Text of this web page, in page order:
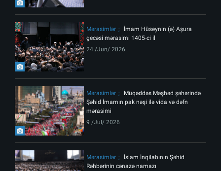
Mərasimlər
İmam Hüseynin (ə) Aşura
gecəsi mərasimi 1405-ci il
24 /Jun/ 2026
Mərasimlər
Müqəddəs Məşhəd şəhərində
Şəhid İmamın pak nəşi ilə vida və dəfn
mərasimi
9 /Jul/ 2026
Mərasimlər
İslam İnqilabının Şəhid
Rəhbərinin cənazə namazı